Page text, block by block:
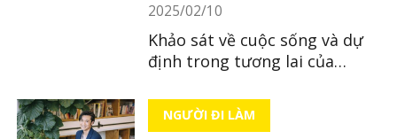
2025/02/10
Khảo sát về cuộc sống và dự
định trong tương lai của
NGƯỜI ĐI LÀM